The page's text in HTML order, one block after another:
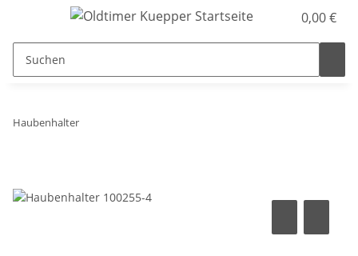
0,00 €
Haubenhalter